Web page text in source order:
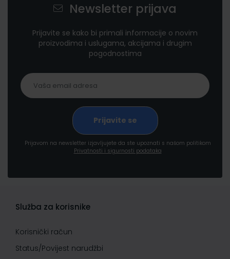
Newsletter prijava
Prijavite se kako bi primali informacije o novim
proizvodima i uslugama, akcijama i drugim
pogodnostima
Prijavom na newsletter izjavljujete da ste upoznati s našom politikom
Privatnosti i sigurnosti podataka
Služba za korisnike
Korisnički račun
Status/Povijest narudžbi